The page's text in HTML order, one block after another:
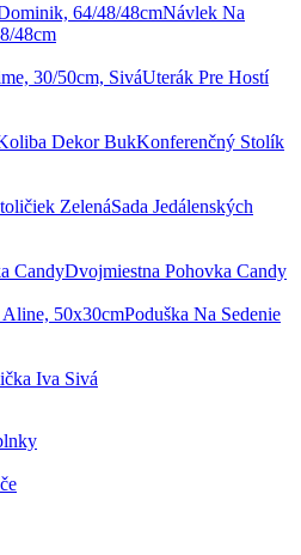
Návlek Na
48cm
Uterák Pre Hostí
Konferenčný Stolík
Sada Jedálenských
Dvojmiestna Pohovka Candy
Poduška Na Sedenie
Iva Sivá